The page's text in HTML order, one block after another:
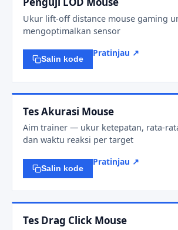
Ukur lift-off distance mouse gaming
mengoptimalkan sensor
Salin kode
Pratinjau ↗
Tes Akurasi Mouse
Aim trainer — ukur ketepatan, rata-
dan waktu reaksi per target
Salin kode
Pratinjau ↗
Tes Drag Click Mouse